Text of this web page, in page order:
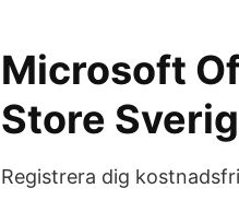
Microsoft
Store
Registrera dig